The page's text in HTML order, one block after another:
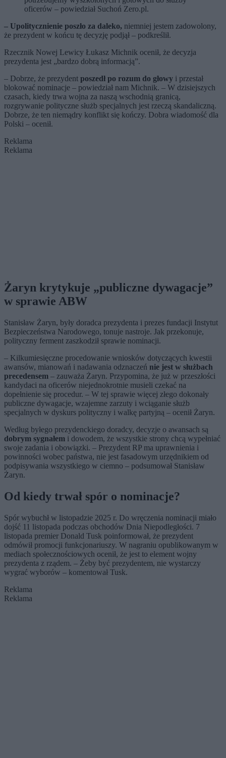
oficerów – powiedział Suchoń Zero.pl.
– Upolitycznienie poszło za daleko, niemniej jestem zadowolony,
że prezydent w końcu tę decyzję podjął – podkreślił.
Rzecznik Nowej Lewicy Łukasz Michnik ocenił, że decyzja
prezydenta jest „bardzo dobrą informacją”.
– Dobrze, że prezydent poszedł po rozum do głowy i przestał
blokować nominacje – powiedział nam Michnik. – W dzisiejszych
czasach, kiedy trwa wojna za naszą wschodnią granicą,
rozgrywanie polityczne służb specjalnych jest rzeczą skandaliczną.
Dobrze, że ten niemądry konflikt się kończy. Dobra wiadomość dla
Polski – ocenił.
Reklama
Reklama
Żaryn krytykuje „publiczne dywagacje”
w sprawie ABW
Stanisław Żaryn, były doradca prezydenta i prezes fundacji Instytut
Bezpieczeństwa Narodowego, tonuje nastroje. Jak przekonuje,
polityczny ferment zaszkodził sprawie nominacji.
– Kilkumiesięczne procedowanie wniosków dotyczących kwestii
awansów, mianowań i nadawania odznaczeń nie jest w służbach
precedensem – zauważa Żaryn. Przypomina, że już w przeszłości
kandydaci na oficerów niejednokrotnie musieli czekać na
dopełnienie się procedur. – W tej sprawie więcej złego dokonały
publiczne dywagacje, wzajemne zarzuty i wciąganie służb
specjalnych w dyskurs polityczny i walkę partyjną – ocenił Żaryn.
Według byłego prezydenckiego doradcy, decyzje o awansach są
dobrym sygnałem i dowodem, że wszystkie strony chcą wypełniać
swoje zadania i obowiązki. – Prezydent RP ma uprawnienia i
powinności wobec państwa, nie jest fasadowym urzędnikiem od
podpisywania wszystkiego w ciemno – podsumował Stanisław
Żaryn.
Od kiedy trwał spór o nominacje?
Spór wybuchł w listopadzie 2025 r. Do wręczenia nominacji miało
dojść 11 listopada podczas obchodów Dnia Niepodległości. 7
listopada premier Donald Tusk poinformował, że prezydent
odmówił promocji funkcjonariuszy. W nagraniu opublikowanym w
mediach społecznościowych ocenił, że jest to element wojny
prezydenta z rządem. – Żeby być prezydentem, nie wystarczy
wygrać wyborów – komentował Tusk.
Reklama
Reklama